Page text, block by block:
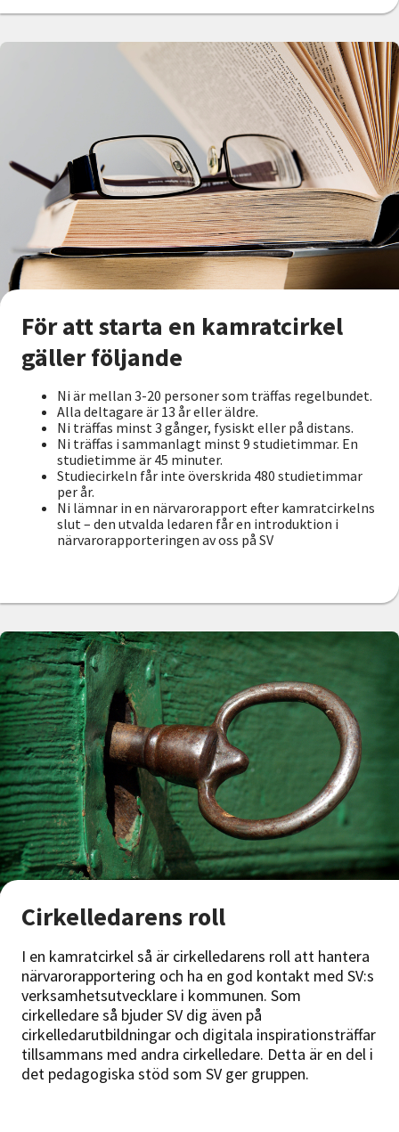
För att starta en kamratcirkel
gäller följande
Ni är mellan 3-20 personer som träffas regelbundet.
Alla deltagare är 13 år eller äldre.
Ni träffas minst 3 gånger, fysiskt eller på distans.
Ni träffas i sammanlagt minst 9 studietimmar. En
studietimme är 45 minuter.
Studiecirkeln får inte överskrida 480 studietimmar
per år.
Ni lämnar in en närvarorapport efter kamratcirkelns
slut – den utvalda ledaren får en introduktion i
närvarorapporteringen av oss på SV
Cirkelledarens roll
I en kamratcirkel så är cirkelledarens roll att hantera
närvarorapportering och ha en god kontakt med SV:s
verksamhetsutvecklare i kommunen. Som
cirkelledare så bjuder SV dig även på
cirkelledarutbildningar och digitala inspirationsträffar
tillsammans med andra cirkelledare. Detta är en del i
det pedagogiska stöd som SV ger gruppen.